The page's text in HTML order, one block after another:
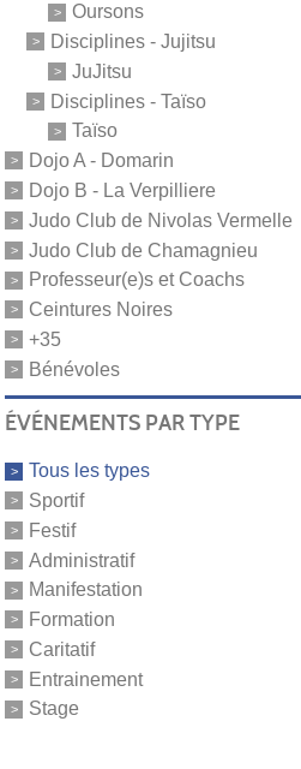
Oursons
Disciplines - Jujitsu
JuJitsu
Disciplines - Taïso
Taïso
Dojo A - Domarin
Dojo B - La Verpilliere
Judo Club de Nivolas Vermelle
Judo Club de Chamagnieu
Professeur(e)s et Coachs
Ceintures Noires
+35
Bénévoles
ÉVÉNEMENTS PAR TYPE
Tous les types
Sportif
Festif
Administratif
Manifestation
Formation
Caritatif
Entrainement
Stage